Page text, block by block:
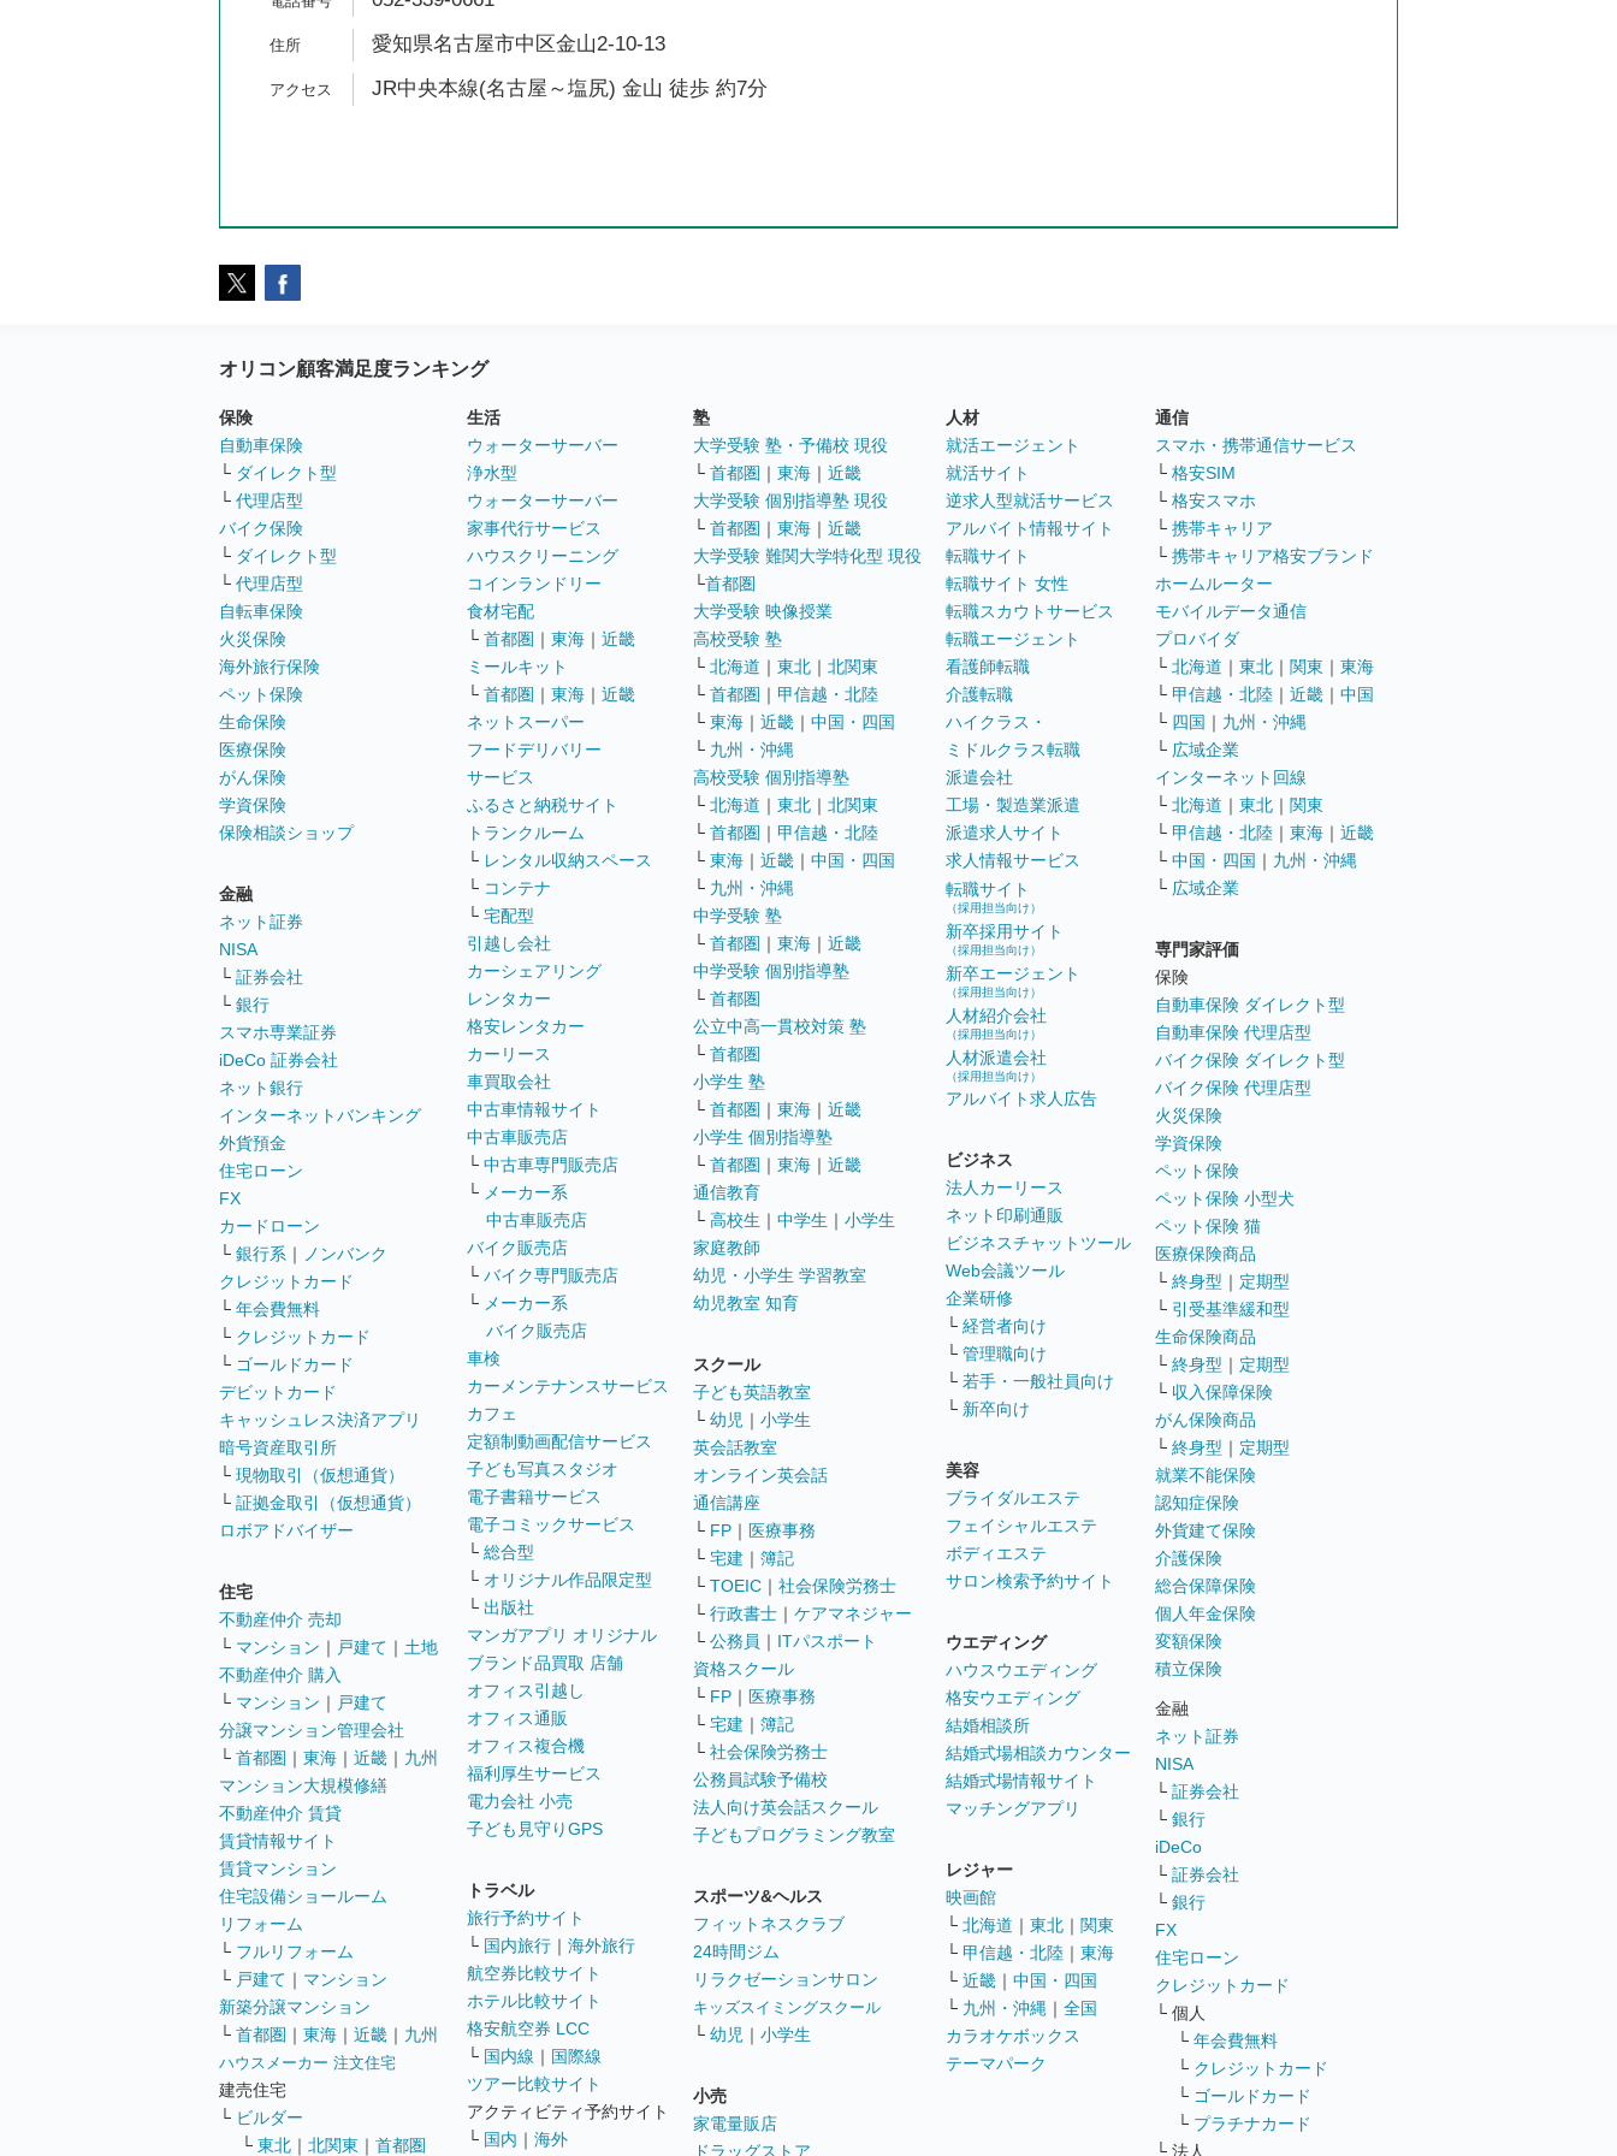
愛知県名古屋市中区金山2-10-13
JR中央本線(名古屋～塩尻) 金山 徒歩 約7分
オリコン顧客満足度ランキング
保険
自動車保険
└ ダイレクト型
└ 代理店型
バイク保険
└ ダイレクト型
└ 代理店型
自転車保険
火災保険
海外旅行保険
ペット保険
生命保険
医療保険
がん保険
学資保険
保険相談ショップ
金融
ネット証券
NISA
└ 証券会社
└ 銀行
スマホ専業証券
iDeCo 証券会社
ネット銀行
インターネットバンキング
外貨預金
住宅ローン
FX
カードローン
└ 銀行系 ｜
ノンバンク
クレジットカード
└ 年会費無料
└ クレジットカード
└ ゴールドカード
デビットカード
キャッシュレス決済アプリ
暗号資産取引所
└ 現物取引（仮想通貨）
└ 証拠金取引（仮想通貨）
ロボアドバイザー
住宅
不動産仲介 売却
└ マンション ｜ 戸建て ｜ 土地
不動産仲介 購入
└ マンション ｜ 戸建て
分譲マンション管理会社
└ 首都圏 ｜ 東海 ｜ 近畿 ｜ 九州
マンション大規模修繕
不動産仲介 賃貸
賃貸情報サイト
賃貸マンション
住宅設備ショールーム
リフォーム
└ フルリフォーム
└ 戸建て ｜ マンション
新築分譲マンション
└ 首都圏 ｜ 東海 ｜ 近畿 ｜ 九州
ハウスメーカー 注文住宅
建売住宅
└ ビルダー
└ 東北 ｜ 北関東 ｜ 首都圏
生活
ウォーターサーバー
浄水型
ウォーターサーバー
家事代行サービス
ハウスクリーニング
コインランドリー
食材宅配
└ 首都圏 ｜ 東海 ｜ 近畿
ミールキット
└ 首都圏 ｜ 東海 ｜ 近畿
ネットスーパー
フードデリバリー
サービス
ふるさと納税サイト
トランクルーム
└ レンタル収納スペース
└ コンテナ
└ 宅配型
引越し会社
カーシェアリング
レンタカー
格安レンタカー
カーリース
車買取会社
中古車情報サイト
中古車販売店
└ 中古車専門販売店
└ メーカー系
中古車販売店
バイク販売店
└ バイク専門販売店
└ メーカー系
バイク販売店
車検
カーメンテナンスサービス
カフェ
定額制動画配信サービス
子ども写真スタジオ
電子書籍サービス
電子コミックサービス
└ 総合型
└ オリジナル作品限定型
└ 出版社
マンガアプリ オリジナル
ブランド品買取 店舗
オフィス引越し
オフィス通販
オフィス複合機
福利厚生サービス
電力会社 小売
子ども見守りGPS
トラベル
旅行予約サイト
└ 国内旅行 ｜ 海外旅行
航空券比較サイト
ホテル比較サイト
格安航空券 LCC
└ 国内線 ｜ 国際線
ツアー比較サイト
アクティビティ予約サイト
└ 国内 ｜ 海外
塾
大学受験 塾・予備校 現役
└ 首都圏 ｜ 東海 ｜ 近畿
大学受験 個別指導塾 現役
└ 首都圏 ｜ 東海 ｜ 近畿
大学受験 難関大学特化型 現役
└首都圏
大学受験 映像授業
高校受験 塾
└ 北海道 ｜ 東北 ｜ 北関東
└ 首都圏 ｜ 甲信越・北陸
└ 東海 ｜ 近畿 ｜ 中国・四国
└ 九州・沖縄
高校受験 個別指導塾
└ 北海道 ｜ 東北 ｜ 北関東
└ 首都圏 ｜ 甲信越・北陸
└ 東海 ｜ 近畿 ｜ 中国・四国
└ 九州・沖縄
中学受験 塾
└ 首都圏 ｜ 東海 ｜ 近畿
中学受験 個別指導塾
└ 首都圏
公立中高一貫校対策 塾
└ 首都圏
小学生 塾
└ 首都圏 ｜ 東海 ｜ 近畿
小学生 個別指導塾
└ 首都圏 ｜ 東海 ｜ 近畿
通信教育
└ 高校生 ｜ 中学生 ｜ 小学生
家庭教師
幼児・小学生 学習教室
幼児教室 知育
スクール
子ども英語教室
└ 幼児 ｜ 小学生
英会話教室
オンライン英会話
通信講座
└ FP ｜ 医療事務
└ 宅建 ｜ 簿記
└ TOEIC ｜ 社会保険労務士
└ 行政書士 ｜ ケアマネジャー
└ 公務員 ｜ ITパスポート
資格スクール
└ FP ｜ 医療事務
└ 宅建 ｜ 簿記
└ 社会保険労務士
公務員試験予備校
法人向け英会話スクール
子どもプログラミング教室
スポーツ&ヘルス
フィットネスクラブ
24時間ジム
リラクゼーションサロン
キッズスイミングスクール
└ 幼児 ｜ 小学生
小売
家電量販店
ドラッグストア
人材
就活エージェント
就活サイト
逆求人型就活サービス
アルバイト情報サイト
転職サイト
転職サイト 女性
転職スカウトサービス
転職エージェント
看護師転職
介護転職
ハイクラス・
ミドルクラス転職
派遣会社
工場・製造業派遣
派遣求人サイト
求人情報サービス
転職サイト
（採用担当向け）
新卒採用サイト
（採用担当向け）
新卒エージェント
（採用担当向け）
人材紹介会社
（採用担当向け）
人材派遣会社
（採用担当向け）
アルバイト求人広告
ビジネス
法人カーリース
ネット印刷通販
ビジネスチャットツール
Web会議ツール
企業研修
└ 経営者向け
└ 管理職向け
└ 若手・一般社員向け
└ 新卒向け
美容
ブライダルエステ
フェイシャルエステ
ボディエステ
サロン検索予約サイト
ウエディング
ハウスウエディング
格安ウエディング
結婚相談所
結婚式場相談カウンター
結婚式場情報サイト
マッチングアプリ
レジャー
映画館
└ 北海道 ｜ 東北 ｜ 関東
└ 甲信越・北陸 ｜ 東海
└ 近畿 ｜ 中国・四国
└ 九州・沖縄 ｜ 全国
カラオケボックス
テーマパーク
通信
スマホ・携帯通信サービス
└ 格安SIM
└ 格安スマホ
└ 携帯キャリア
└ 携帯キャリア格安ブランド
ホームルーター
モバイルデータ通信
プロバイダ
└ 北海道 ｜ 東北 ｜ 関東 ｜ 東海
└ 甲信越・北陸 ｜ 近畿 ｜ 中国
└ 四国 ｜ 九州・沖縄
└ 広域企業
インターネット回線
└ 北海道 ｜ 東北 ｜ 関東
└ 甲信越・北陸 ｜ 東海 ｜ 近畿
└ 中国・四国 ｜ 九州・沖縄
└ 広域企業
専門家評価
保険
自動車保険 ダイレクト型
自動車保険 代理店型
バイク保険 ダイレクト型
バイク保険 代理店型
火災保険
学資保険
ペット保険
ペット保険 小型犬
ペット保険 猫
医療保険商品
└ 終身型 ｜ 定期型
└ 引受基準緩和型
生命保険商品
└ 終身型 ｜ 定期型
└ 収入保障保険
がん保険商品
└ 終身型 ｜ 定期型
就業不能保険
認知症保険
外貨建て保険
介護保険
総合保障保険
個人年金保険
変額保険
積立保険
金融
ネット証券
NISA
└ 証券会社
└ 銀行
iDeCo
└ 証券会社
└ 銀行
FX
住宅ローン
クレジットカード
└ 個人
└ 年会費無料
└ クレジットカード
└ ゴールドカード
└ プラチナカード
└ 法人